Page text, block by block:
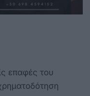
επαφές του